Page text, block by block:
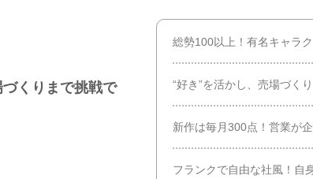
くりまで挑戦で
総勢100以上！有名キャラ
“好き”を活かし、売場づく
新作は毎月300点！営業が
フランクで自由な社風！自